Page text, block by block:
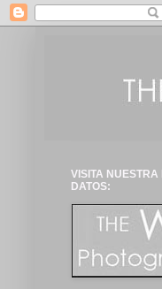
VISITA
DATOS: